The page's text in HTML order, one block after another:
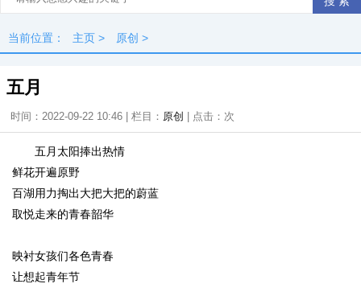
当前位置： 主页 > 原创 >
五月
时间：2022-09-22 10:46 | 栏目： 原创 | 点击： 次
五月太阳捧出热情
鲜花开遍原野
百湖用力掏出大把大把的蔚蓝
取悦走来的青春韶华
映衬女孩们各色青春
让想起青年节